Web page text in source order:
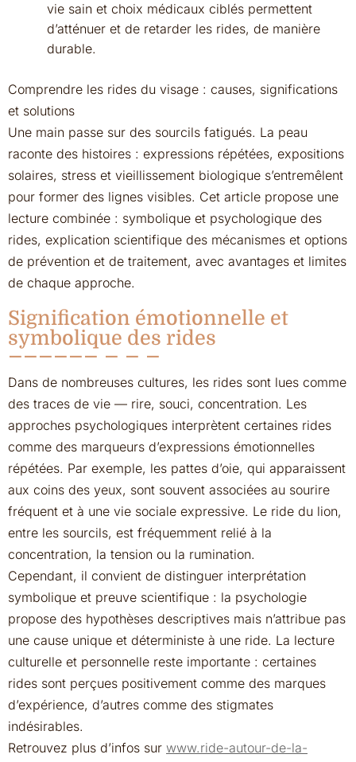
vie sain et choix médicaux ciblés permettent
d’atténuer et de retarder les rides, de manière
durable.
Comprendre les rides du visage : causes, significations
et solutions
Une main passe sur des sourcils fatigués. La peau
raconte des histoires : expressions répétées, expositions
solaires, stress et vieillissement biologique s’entremêlent
pour former des lignes visibles. Cet article propose une
lecture combinée : symbolique et psychologique des
rides, explication scientifique des mécanismes et options
de prévention et de traitement, avec avantages et limites
de chaque approche.
Signification émotionnelle et
symbolique des rides
Dans de nombreuses cultures, les rides sont lues comme
des traces de vie — rire, souci, concentration. Les
approches psychologiques interprètent certaines rides
comme des marqueurs d’expressions émotionnelles
répétées. Par exemple, les pattes d’oie, qui apparaissent
aux coins des yeux, sont souvent associées au sourire
fréquent et à une vie sociale expressive. Le ride du lion,
entre les sourcils, est fréquemment relié à la
concentration, la tension ou la rumination.
Cependant, il convient de distinguer interprétation
symbolique et preuve scientifique : la psychologie
propose des hypothèses descriptives mais n’attribue pas
une cause unique et déterministe à une ride. La lecture
culturelle et personnelle reste importante : certaines
rides sont perçues positivement comme des marques
d’expérience, d’autres comme des stigmates
indésirables.
Retrouvez plus d’infos sur www.ride-autour-de-la-